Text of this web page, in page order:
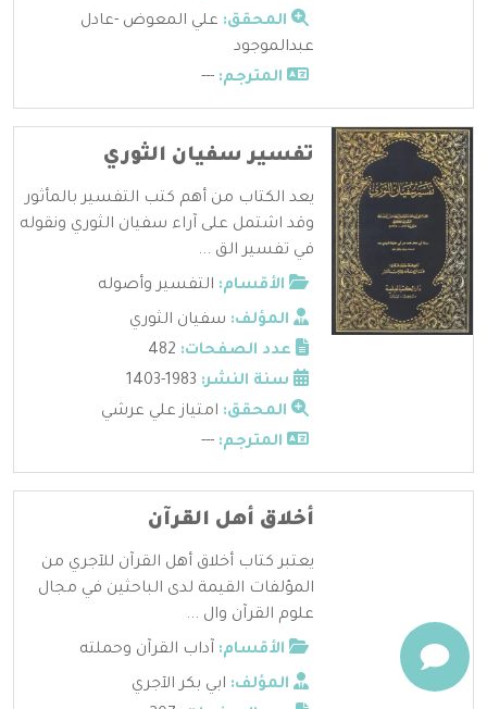
المحقق: علي المعوض -عادل
عبدالموجود
المترجم: ---
تفسير سفيان الثوري
يعد الكتاب من أهم كتب التفسير بالمأثور
وقد اشتمل على آراء سفيان الثوري ونقوله
في تفسير الق ...
الأقسام: التفسير وأصوله
المؤلف: سفيان الثوري
عدد الصفحات:
سنة النشر:
المحقق: امتياز علي عرشي
المترجم: ---
أخلاق أهل القرآن
يعتبر كتاب أخلاق أهل القرآن للآجري من
المؤلفات القيمة لدى الباحثين في مجال
علوم القرآن وال ...
الأقسام: آداب القرآن وحملته
المؤلف: ابي بكر الآجري